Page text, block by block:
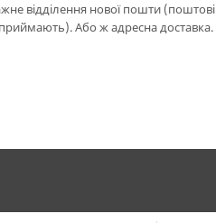
відділення нової пошти (поштові
приймають). Або ж адресна доставка.